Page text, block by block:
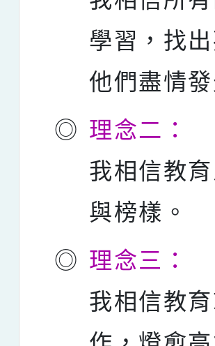
學習，找
他們盡情發
◎ 理念二：
我相信教
與榜樣。
◎ 理念三：
我相信教